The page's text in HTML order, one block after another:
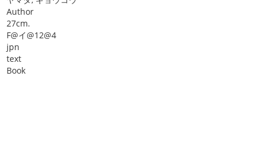
Author
27cm.
F@イ@12@4
jpn
text
Book